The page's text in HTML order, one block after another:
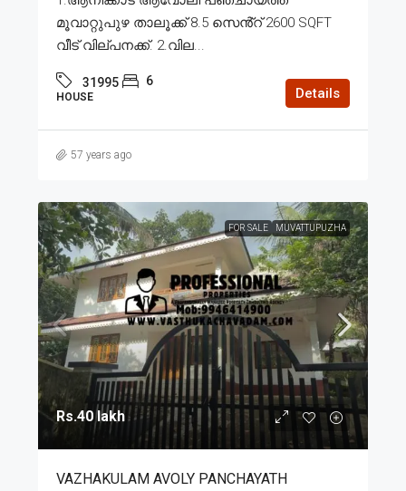
മൂവാറ്റുപുഴ താലൂക്ക് 8.5 സെൻ്റ് 2600 SQFT
വീട് വില്പനക്ക്. 2.വില...
31995 6
HOUSE Details
57 years ago
FOR SALE MUVATTUPUZHA
Rs.40 lakh
VAZHAKULAM AVOLY PANCHAYATH